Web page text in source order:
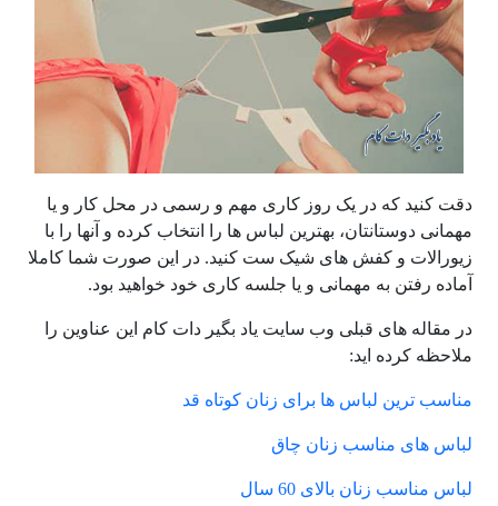
دقت کنید که در یک روز کاری مهم و رسمی در محل کار و یا
مهمانی دوستانتان، بهترین لباس ها را انتخاب کرده و آنها را با
زیورالات و کفش های شیک ست کنید. در این صورت شما کاملا
آماده رفتن به مهمانی و یا جلسه کاری خود خواهید بود.
در مقاله های قبلی وب سایت یاد بگیر دات کام این عناوین را
ملاحظه کرده اید:
مناسب ترین لباس ها برای زنان کوتاه قد
لباس های مناسب زنان چاق
لباس مناسب زنان بالای 60 سال